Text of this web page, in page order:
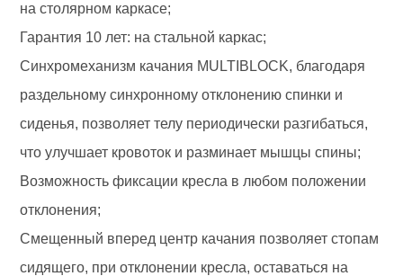
на столярном каркасе;
Гарантия 10 лет: на стальной каркас;
Синхромеханизм качания MULTIBLOCK, благодаря
раздельному синхронному отклонению спинки и
сиденья, позволяет телу периодически разгибаться,
что улучшает кровоток и разминает мышцы спины;
Возможность фиксации кресла в любом положении
отклонения;
Смещенный вперед центр качания позволяет стопам
сидящего, при отклонении кресла, оставаться на